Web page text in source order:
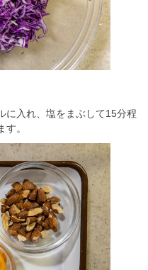
入れ、塩をまぶして15分程
。